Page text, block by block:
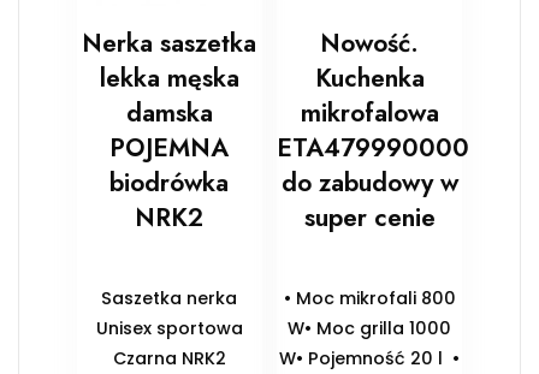
Nerka saszetka
lekka męska
damska
POJEMNA
biodrówka
NRK2
Saszetka nerka
Unisex sportowa
Czarna NRK2
Nowość.
Kuchenka
mikrofalowa
ETA479990000
do zabudowy w
super cenie
• Moc mikrofali 800
W• Moc grilla 1000
W• Pojemność 20 l •